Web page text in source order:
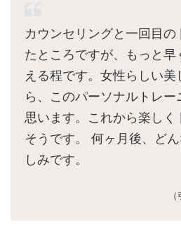
カウンセリングと一回目の
たところですが、もっと早
える程です。女性らしい
ら、このパーソナルトレー
思います。これから楽し
そうです。 何ヶ月後、ど
しみです。